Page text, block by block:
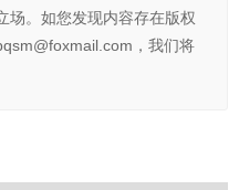
场。如您发现内容存在版权
，我们将